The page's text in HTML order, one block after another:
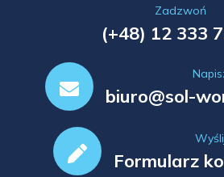
Zadzwoń
(+48) 12 333
biuro@sol-
Formularz